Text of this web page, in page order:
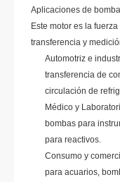
Aplicaciones de
Este motor es la
transferencia y
Automotriz e
transferencia de
circulación de
Médico y
bombas para
para reactivos.
Consumo y
para acuarios,